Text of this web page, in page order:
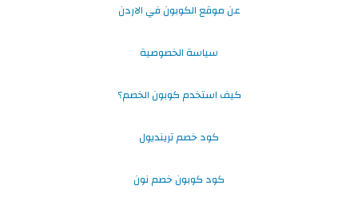
عن موقع الكوبون في الاردن
سياسة الخصوصية
كيف استخدم كوبون الخصم؟
كود خصم ترينديول
كود كوبون خصم نون